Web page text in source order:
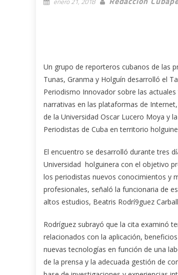
Un grupo de reporteros cubanos de las
Tunas, Granma y Holguín desarrolló el
Periodismo Innovador sobre las actuales
narrativas en las plataformas de
de la Universidad Oscar Lucero Moya y
Periodistas de Cuba en territorio
El encuentro se desarrolló durante tres
Universidad holguinera con el objetivo
los periodistas nuevos conocimientos y
profesionales, señaló la funcionaria de
altos estudios, Beatris Rodrí9guez
Rodríguez subrayó que la cita examinó
relacionados con la aplicación,
nuevas tecnologías en función de una
de la prensa y la adecuada gestión de